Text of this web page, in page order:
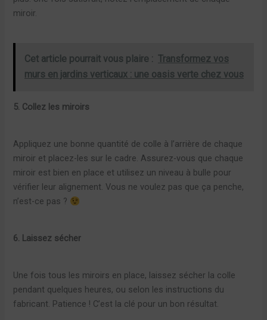
miroir.
Cet article pourrait vous plaire : Transformez vos
murs en jardins verticaux : une oasis verte chez vous
5. Collez les miroirs
Appliquez une bonne quantité de colle à l’arrière de chaque
miroir et placez-les sur le cadre. Assurez-vous que chaque
miroir est bien en place et utilisez un niveau à bulle pour
vérifier leur alignement. Vous ne voulez pas que ça penche,
n’est-ce pas ?
6. Laissez sécher
Une fois tous les miroirs en place, laissez sécher la colle
pendant quelques heures, ou selon les instructions du
fabricant. Patience ! C’est la clé pour un bon résultat.